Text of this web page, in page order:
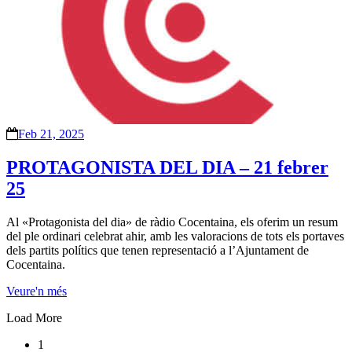
Feb 21, 2025
PROTAGONISTA DEL DIA – 21 febrer
25
Al «Protagonista del dia» de ràdio Cocentaina, els oferim un resum
del ple ordinari celebrat ahir, amb les valoracions de tots els portaves
dels partits polítics que tenen representació a l’Ajuntament de
Cocentaina.
Veure'n més
Load More
1